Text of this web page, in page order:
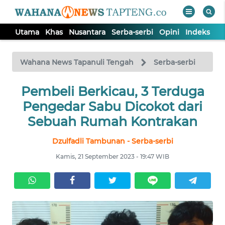
Utama Khas Nusantara Serba-serbi Opini Indeks
Wahana News Tapanuli Tengah Serba-serbi
Pembeli Berkicau, 3 Terduga
Pengedar Sabu Dicokot dari
Sebuah Rumah Kontrakan
Dzulfadli Tambunan - Serba-serbi
Kamis, 21 September 2023 - 19:47 WIB
TV
Tutup
UTAMA
KHAS
NUSANTARA
SERBA-
SERBI
OPINI